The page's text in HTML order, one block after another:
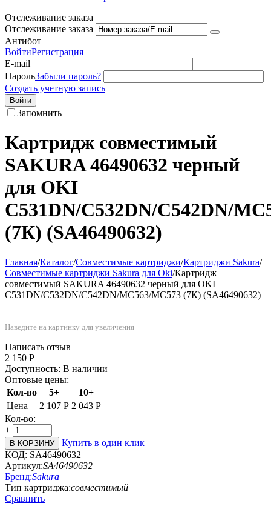
Отслеживание заказа
Отслеживание заказа
Антибот
ВойтиРегистрация
E-mail
ПарольЗабыли пароль?
Создать учетную запись
Войти
Запомнить
Картридж совместимый
SAKURA 46490632 черный
для OKI
C531DN/C532DN/C542DN/
(7К) (SA46490632)
Главная/Каталог/Совместимые картриджи/Картриджи Sakura/
Совместимые картриджи Sakura для Oki/Картридж
совместимый SAKURA 46490632 черный для OKI
C531DN/C532DN/C542DN/MC563/MC573 (7К) (SA46490632)
Наведите на картинку для увеличения
Написать отзыв
2 150 Р
Доступность: В наличии
Оптовые цены:
Кол-во
5+
10+
Цена
2 107 Р 2 043 Р
Кол-во:
+
−
В КОРЗИНУ
Купить в один клик
КОД: SA46490632
Артикул:SA46490632
Бренд:Sakura
Тип картриджа:совместимый
Сравнить